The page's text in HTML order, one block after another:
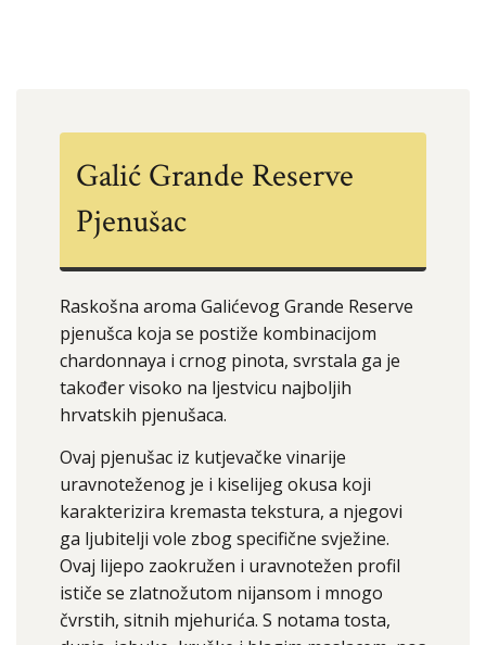
Galić Grande Reserve
Pjenušac
Raskošna aroma Galićevog Grande Reserve
pjenušca koja se postiže kombinacijom
chardonnaya i crnog pinota, svrstala ga je
također visoko na ljestvicu najboljih
hrvatskih pjenušaca.
Ovaj pjenušac iz kutjevačke vinarije
uravnoteženog je i kiselijeg okusa koji
karakterizira kremasta tekstura, a njegovi
ga ljubitelji vole zbog specifične svježine.
Ovaj lijepo zaokružen i uravnotežen profil
ističe se zlatnožutom nijansom i mnogo
čvrstih, sitnih mjehurića. S notama tosta,